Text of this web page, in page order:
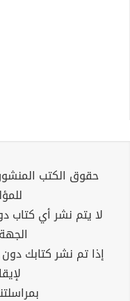
حقوق الكتب
لا يتم نشر أي كتاب
إذا تم نشر كتابك